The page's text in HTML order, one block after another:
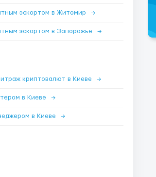
эскортом в Житомир →
эскортом в Запорожье →
криптовалют в Киеве →
в Киеве →
в Киеве →